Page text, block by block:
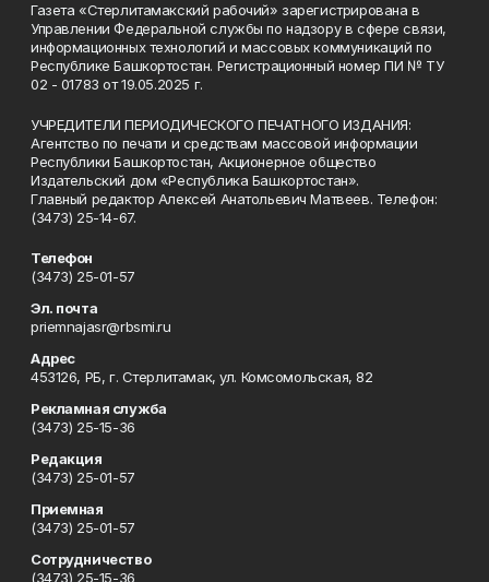
Газета «Стерлитамакский рабочий» зарегистрирована в
Управлении Федеральной службы по надзору в сфере связи,
информационных технологий и массовых коммуникаций по
Республике Башкортостан. Регистрационный номер ПИ № ТУ
02 - 01783 от 19.05.2025 г.
УЧРЕДИТЕЛИ ПЕРИОДИЧЕСКОГО ПЕЧАТНОГО ИЗДАНИЯ:
Агентство по печати и средствам массовой информации
Республики Башкортостан, Акционерное общество
Издательский дом «Республика Башкортостан».
Главный редактор Алексей Анатольевич Матвеев. Телефон:
(3473) 25-14-67.
Телефон
(3473) 25-01-57
Эл. почта
priemnajasr@rbsmi.ru
Адрес
453126, РБ, г. Стерлитамак, ул. Комсомольская, 82
Рекламная служба
(3473) 25-15-36
Редакция
(3473) 25-01-57
Приемная
(3473) 25-01-57
Сотрудничество
(3473) 25-15-36